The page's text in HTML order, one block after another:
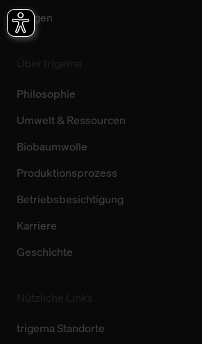
Jungen
Philosophie
Umwelt & Ressourcen
Biobaumwolle
Produktionsprozess
Betriebsbesichtigung
Karriere
Geschichte
trigema Standorte